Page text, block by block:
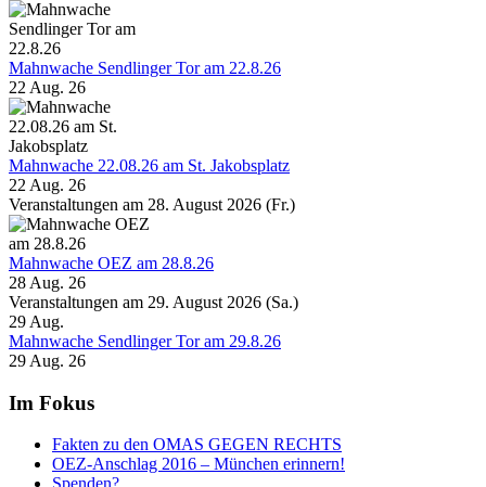
Mahnwache Sendlinger Tor am 22.8.26
22 Aug. 26
Mahnwache 22.08.26 am St. Jakobsplatz
22 Aug. 26
Veranstaltungen am 28. August 2026 (Fr.)
Mahnwache OEZ am 28.8.26
28 Aug. 26
Veranstaltungen am 29. August 2026 (Sa.)
29 Aug.
Mahnwache Sendlinger Tor am 29.8.26
29 Aug. 26
Im Fokus
Fakten zu den OMAS GEGEN RECHTS
OEZ-Anschlag 2016 – München erinnern!